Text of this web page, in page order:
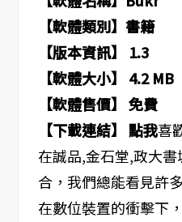
【軟體類別】書籍
【版本資訊】 1.3
【軟體大小】 4.2 MB
【軟體售價】 免費
【下載連結】 點我喜
在誠品,金石堂,政大
合，我們總能看見許
在數位裝置的衝擊下